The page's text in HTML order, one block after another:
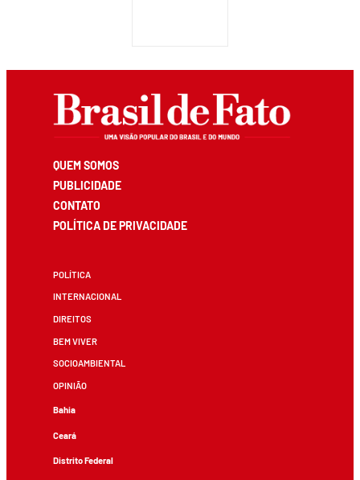
QUEM SOMOS
PUBLICIDADE
CONTATO
POLÍTICA DE PRIVACIDADE
POLÍTICA
INTERNACIONAL
DIREITOS
BEM VIVER
SOCIOAMBIENTAL
OPINIÃO
Bahia
Ceará
Distrito Federal